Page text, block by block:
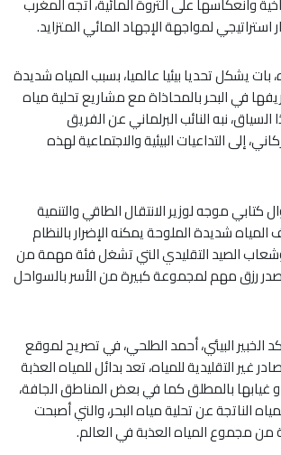
استراتيجي لمواجهة الإجهاد المائي المتزايد.
بات يشكل تحديا بيئيا عالميا، بسبب المياه شديدة
في البحر بالمحاذاة مع مشاريع تحلية مياه
نبه النائب البرلماني عن الفريق
إلى التداعيات البيئية والاجتماعية لهذه
موجه لوزير الانتقال الطاقي والتنمية
شديدة الملوحة يمكنه الإضرار بالنظام
الصيد التقليدي التي تشغل فئة مهمة من
رزق مهم لمجموعة كبيرة من الأسر بالسواحل
الخبير البيئي، أحمد الطلحي، في تصريح لموقع
غير التقليدية للمياه، تعد بدائل للمياه العذبة
غيابها بالمطلق كما في بعض المناطق الجافة،
الناتجة عن تحلية مياه البحر، والتي أصبحت